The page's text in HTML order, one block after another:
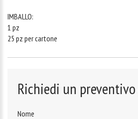
IMBALLO:
1 pz
25 pz per cartone
Richiedi un
Nome